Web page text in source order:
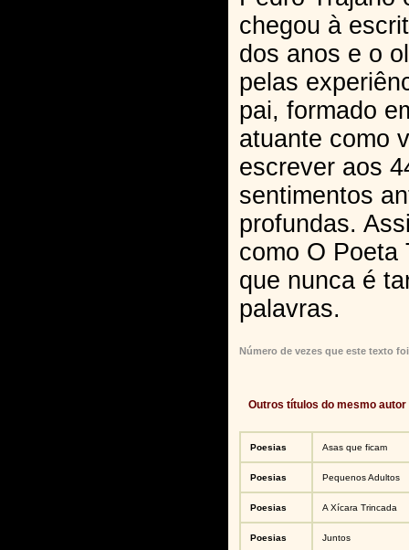
chegou à
dos anos e o
pelas
pai, formado
atuante como
escrever aos
sentimentos
profundas.
como O Poeta
que nunca é
palavras.
Número de vezes que este texto
Outros títulos do mesmo autor
Poesias Asas que ficam
Poesias Pequenos Adultos
Poesias A Xícara Trincada
Poesias Juntos